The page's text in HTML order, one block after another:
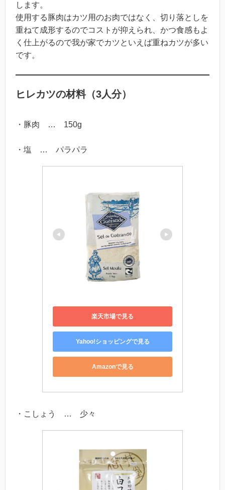
します。
使用する豚肉はカツ用のお肉ではなく、切り落としを
重ねて成形するのでコストが抑えられ、かつ食感もよ
く仕上がるので我が家でカツといえば重ねカツが多い
です。
ヒレカツの材料（3人分）
・豚肉 … 150g
・塩 … パラパラ
楽天市場で見る
Yahoo!ショッピングで見る
Amazonで見る
・こしょう … 少々